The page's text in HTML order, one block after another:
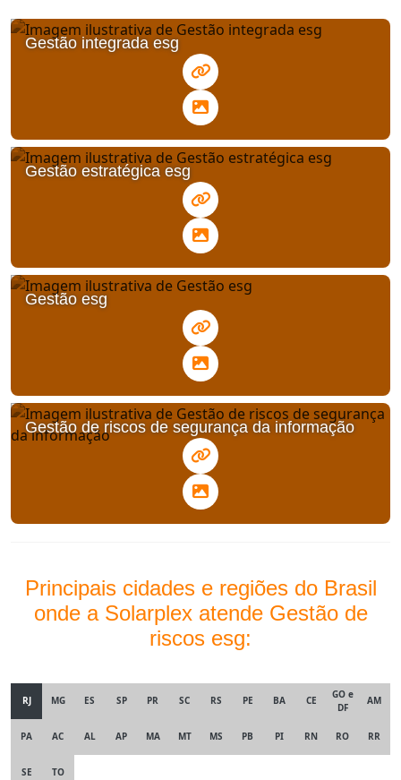
Gestão integrada esg
Gestão estratégica esg
Gestão esg
Gestão de riscos de segurança da informação
Principais cidades e regiões do Brasil
onde a Solarplex atende Gestão de
riscos esg:
RJ MG ES SP PR SC RS PE BA CE
GO e
DF
AM
PA AC AL AP MA MT MS PB PI RN RO RR
SE TO